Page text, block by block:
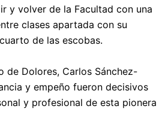
y volver de la Facultad con una
clases apartada con su
de las escobas.
de Dolores, Carlos Sánchez-
y empeño fueron decisivos
y profesional de esta pionera